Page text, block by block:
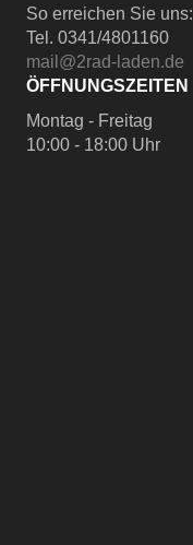
So erreichen Sie uns:
Tel. 0341/4801160
mail@2rad-laden.de
ÖFFNUNGSZEITEN
Montag - Freitag
10:00 - 18:00 Uhr